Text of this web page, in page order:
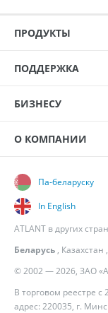
ПРОДУКТЫ
ПОДДЕРЖКА
БИЗНЕСУ
О КОМПАНИИ
© 2002 — 2026, ЗАО
В торговом реестре
адрес: 220035, г.
Па-беларуску
In English
ATLANT в других
Беларусь , Казахстан ,